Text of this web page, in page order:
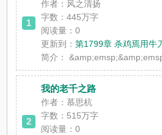
1
作者：风之清扬
字数：445万字
阅读量：0
更新到：第1799章 杀鸡焉用牛
简介：
2
我的老千之路
作者：慕思杭
字数：515万字
阅读量：0